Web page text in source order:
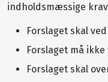
indholdsmæssige
Forslaget skal
Forslaget må
Forslaget skal